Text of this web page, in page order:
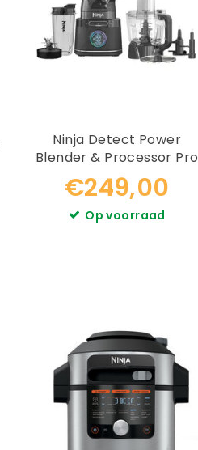
Ninja Detect Power
Blender & Processor Pro
TB401EU
€249,00
Op voorraad